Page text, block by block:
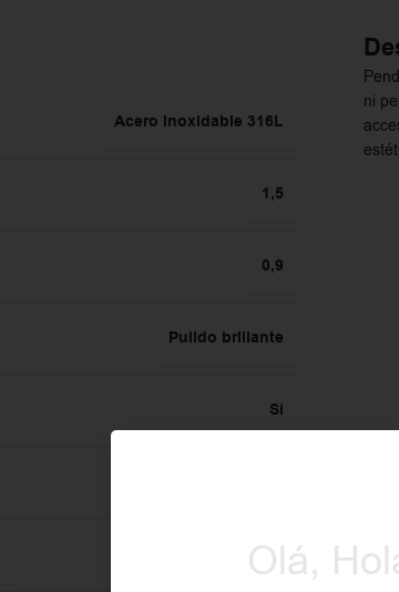
Acero Inoxidable 316L
1,5
0,9
Pulido brillante
Sí
Sí
ni
Olá,